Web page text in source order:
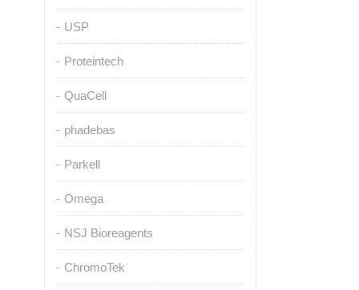
USP
Proteintech
QuaCell
phadebas
Parkell
Omega
NSJ Bioreagents
ChromoTek